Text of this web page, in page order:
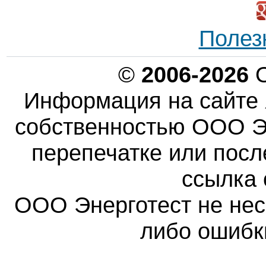
© 2006-2026
Информация на сайте
собственностью ООО
перепечатке или
ссылка
ООО Энерготест не
либо